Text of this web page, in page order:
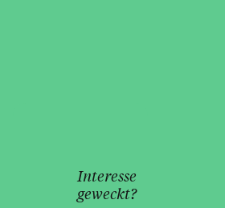
Interesse
geweckt?